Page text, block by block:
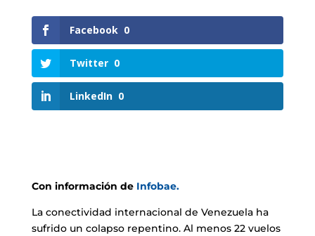
Facebook 0
Twitter 0
LinkedIn 0
Con información de Infobae.
La conectividad internacional de Venezuela ha
sufrido un colapso repentino. Al menos 22 vuelos